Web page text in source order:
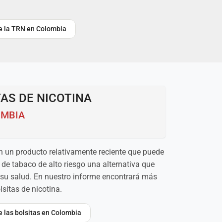
la TRN en Colombia
DE NICOTINA
producto relativamente reciente que puede
tabaco de alto riesgo una alternativa que
salud. En nuestro informe encontrará más
de nicotina.
las bolsitas en Colombia